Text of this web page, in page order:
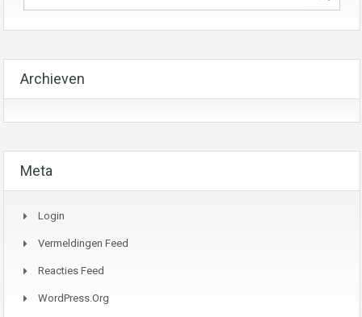
Archieven
Meta
Login
Vermeldingen Feed
Reacties Feed
WordPress.org